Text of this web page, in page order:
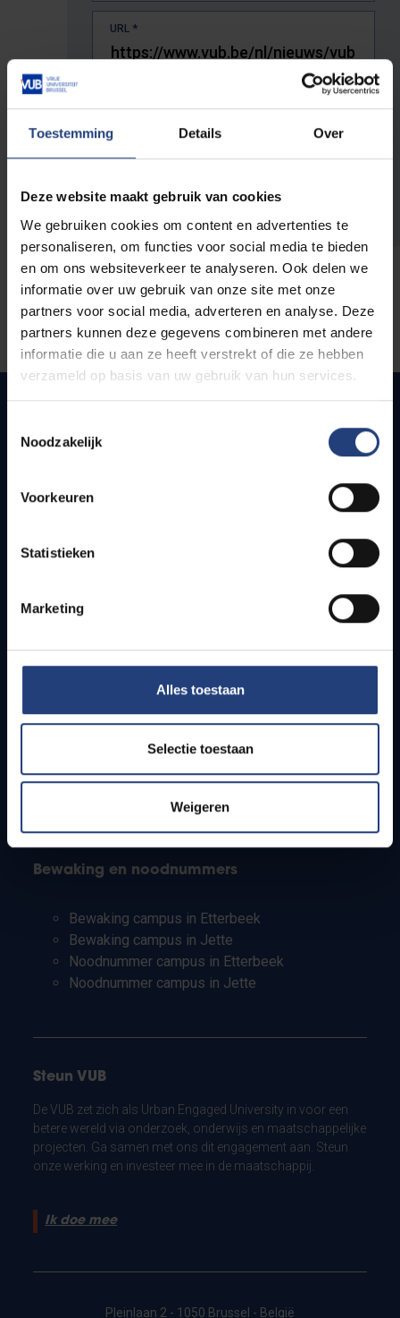
Toestemming Details Over
Deze website maakt gebruik van cookies
We gebruiken cookies om content en advertenties te
personaliseren, om functies voor social media te bieden
en om ons websiteverkeer te analyseren. Ook delen we
informatie over uw gebruik van onze site met onze
partners voor social media, adverteren en analyse. Deze
partners kunnen deze gegevens combineren met andere
informatie die u aan ze heeft verstrekt of die ze hebben
verzameld op basis van uw gebruik van hun services.
Noodzakelijk
Voorkeuren
Statistieken
Marketing
Alles toestaan
Selectie toestaan
Weigeren
URL *
De volledige URL van de pagina waar je de fout zag.
Snel naar
Bereikbaarheid
Studenten
PhD-studenten
Leerkrachten en secundaire scholen
Bewaking en noodnummers
Bewaking campus in Etterbeek
Bewaking campus in Jette
Noodnummer campus in Etterbeek
Noodnummer campus in Jette
Steun VUB
De VUB zet zich als Urban Engaged University in voor een
betere wereld via onderzoek, onderwijs en maatschappelijke
projecten. Ga samen met ons dit engagement aan. Steun
onze werking en investeer mee in de maatschappij.
Ik doe mee
Pleinlaan 2 - 1050 Brussel - België